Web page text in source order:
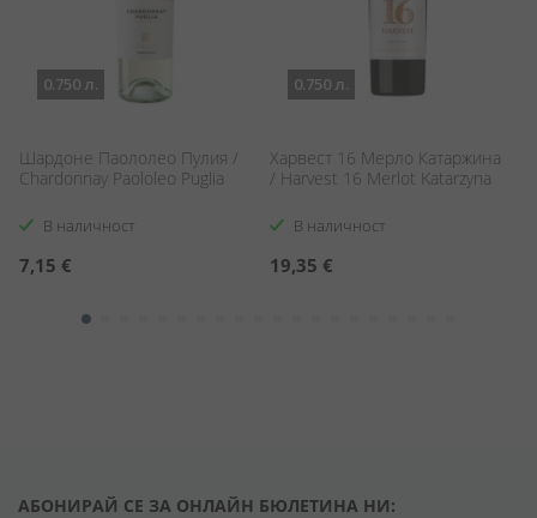
0.750 л.
Шардоне Паололео Пулия /
Chardonnay Paololeo Puglia
В наличност
7,15 €
0.750 л.
Харвест 16 Мерло Катаржина
/ Harvest 16 Merlot Katarzyna
В наличност
19,35 €
АБОНИРАЙ СЕ ЗА ОНЛАЙН БЮЛЕТИНА НИ: